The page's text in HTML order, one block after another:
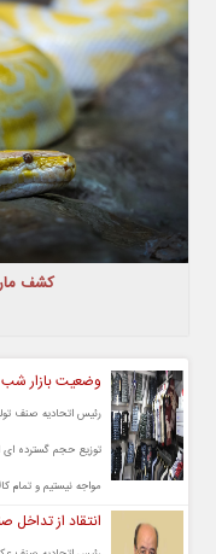
کشف
وضعیت بازار شب
رئیس اتحادیه صنف
توزیع حجم گسترده ای
مواجه نیستیم و تمام
انتقاد از تداخل